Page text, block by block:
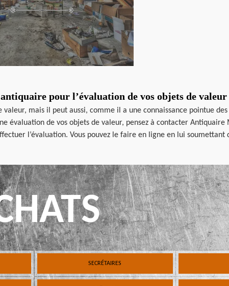
pour l’évaluation de vos objets de valeur
mais il peut aussi, comme il a une connaissance pointue
évaluation de vos objets de valeur, pensez à contacter Antiquaire
l’évaluation. Vous pouvez le faire en ligne en lui soumettant
SECRÉTAIRES